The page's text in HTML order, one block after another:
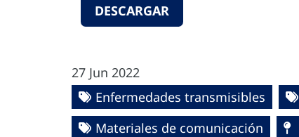
DESCARGAR
27 Jun 2022
Enfermedades transmisibles
Materiales de comunicación